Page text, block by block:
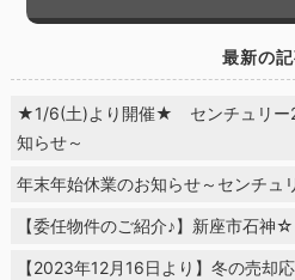
最新の
★1/6(土)より開催★ センチュリー
知らせ～
年末年始休業のお知らせ～センチュ
【委任物件のご紹介♪】新座市石神
【2023年12月16日より】冬の売